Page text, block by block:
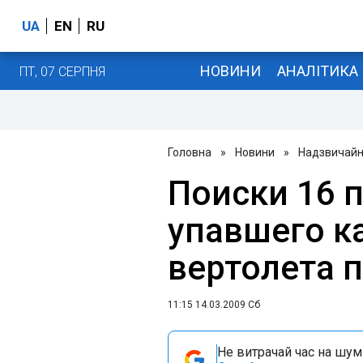
UA EN RU
ПТ, 07 СЕРПНЯ НОВИНИ АНАЛІТИКА
Головна » Новини »
Поиски 16
упавшего
вертолета
11:15 14.03.2009 Сб
Не витрачай час на